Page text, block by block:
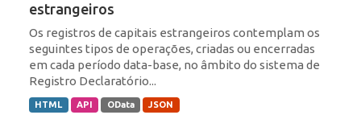
estrangeiros
Os registros de capitais estrangeiros contemplam os
seguintes tipos de operações, criadas ou encerradas
em cada período data-base, no âmbito do sistema de
Registro Declaratório...
HTML API OData JSON